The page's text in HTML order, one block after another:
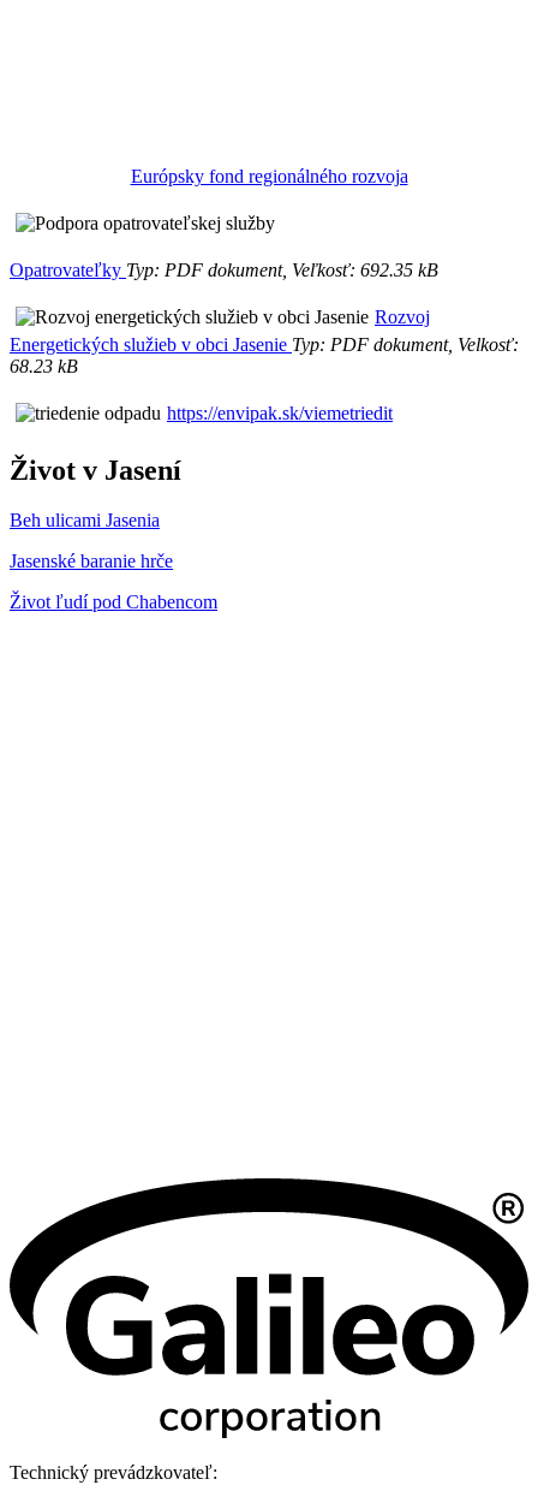
Európsky fond regionálného rozvoja
Opatrovateľky Typ: PDF dokument, Veľkosť: 692.35 kB
Rozvoj
Energetických služieb v obci Jasenie Typ: PDF dokument, Velkosť:
68.23 kB
https://envipak.sk/viemetriedit
Život v Jasení
Beh ulicami Jasenia
Jasenské baranie hrče
Život ľudí pod Chabencom
Technický prevádzkovateľ: